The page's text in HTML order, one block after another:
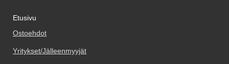
Etusivu
Ostoehdot
Yritykset/Jälleenmyyjät